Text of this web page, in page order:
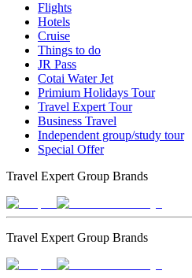
Flights
Hotels
Cruise
Things to do
JR Pass
Cotai Water Jet
Primium Holidays Tour
Travel Expert Tour
Business Travel
Independent group/study tour
Special Offer
Travel Expert Group Brands
Travel Expert Group Brands